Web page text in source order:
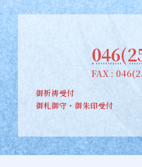
FAX :
御祈祷受付
御札御守・御朱印受付